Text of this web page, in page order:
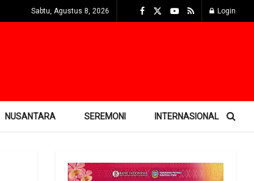
Sabtu, Agustus 8, 2026 Login
NUSANTARA SEREMONI INTERNASIONAL